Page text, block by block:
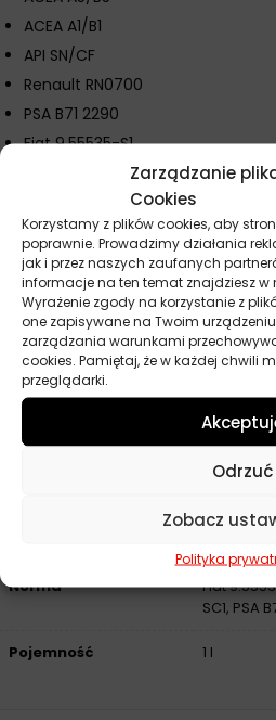
Zarządzanie
Cookies
Korzystamy z plików cookies, aby
poprawnie. Prowadzimy działania
jak i przez naszych zaufanych
informacje na ten temat znajdziesz w
Wyrażenie zgody na korzystanie z
one zapisywane na Twoim
zarządzania warunkami
cookies. Pamiętaj, że w każdej chwili
przeglądarki.
Odrzuć
Zobacz
Polityka
ACEA A1/B1
API SN/CF
Renault RN0700
PSA B71 2290
Fiat 9.55535-S1
Iveco 18-1811 Classe S1
Parametry
Producent Mol
Przeznaczenie
Baza
Lepkość 5W-30
Norma
Fiat
SC1, PSA
Pojemność 1 l